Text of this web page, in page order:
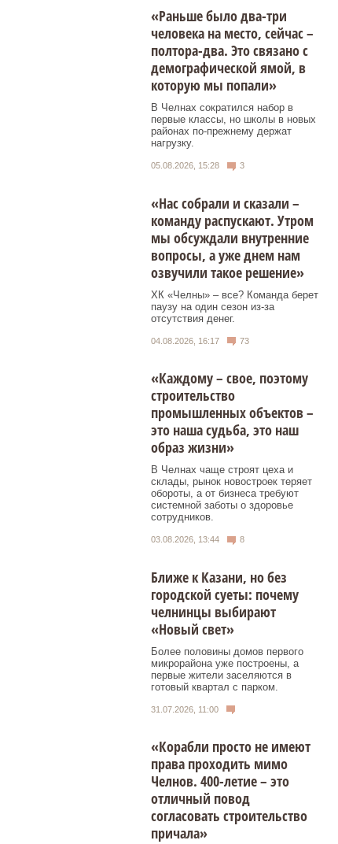
«Раньше было два-три
человека на место, сейчас –
полтора-два. Это связано с
демографической ямой, в
которую мы попали»
В Челнах сократился набор в
первые классы, но школы в новых
районах по-прежнему держат
нагрузку.
05.08.2026, 15:28 3
«Нас собрали и сказали –
команду распускают. Утром
мы обсуждали внутренние
вопросы, а уже днем нам
озвучили такое решение»
ХК «Челны» – все? Команда берет
паузу на один сезон из-за
отсутствия денег.
04.08.2026, 16:17 73
«Каждому – свое, поэтому
строительство
промышленных объектов –
это наша судьба, это наш
образ жизни»
В Челнах чаще строят цеха и
склады, рынок новостроек теряет
обороты, а от бизнеса требуют
системной заботы о здоровье
сотрудников.
03.08.2026, 13:44 8
Ближе к Казани, но без
городской суеты: почему
челнинцы выбирают
«Новый свет»
Более половины домов первого
микрорайона уже построены, а
первые жители заселяются в
готовый квартал с парком.
31.07.2026, 11:00
«Корабли просто не имеют
права проходить мимо
Челнов. 400-летие – это
отличный повод
согласовать строительство
причала»